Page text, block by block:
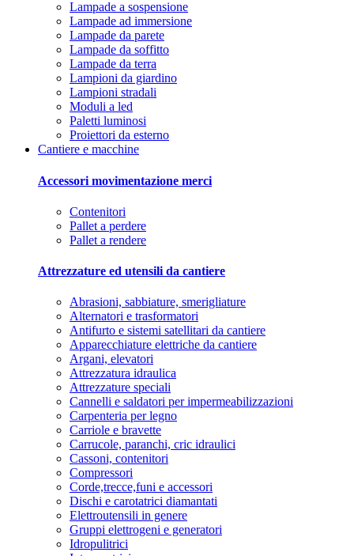
Lampade a sospensione
Lampade ad immersione
Lampade da parete
Lampade da soffitto
Lampade da terra
Lampioni da giardino
Lampioni stradali
Moduli a led
Paletti luminosi
Proiettori da esterno
Cantiere e macchine
Accessori movimentazione merci
Contenitori
Pallet a perdere
Pallet a rendere
Attrezzature ed utensili da cantiere
Abrasioni, sabbiature, smerigliature
Alternatori e trasformatori
Antifurto e sistemi satellitari da cantiere
Apparecchiature elettriche da cantiere
Argani, elevatori
Attrezzatura idraulica
Attrezzature speciali
Cannelli e saldatori per impermeabilizzazioni
Carpenteria per legno
Carriole e bravette
Carrucole, paranchi, cric idraulici
Cassoni, contenitori
Compressori
Corde,trecce,funi e accessori
Dischi e carotatrici diamantati
Elettroutensili in genere
Gruppi elettrogeni e generatori
Idropulitrici